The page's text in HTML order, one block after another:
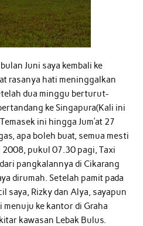
Juni saya kembali ke
rasanya hati meninggalkan
dua minggu berturut-
ke Singapura(Kali ini
ini hingga Jum’at 27
apa boleh buat, semua mesti
pukul 07.30 pagi, Taxi
pangkalannya di Cikarang
dirumah. Setelah pamit pada
saya, Rizky dan Alya, sayapun
menuju ke kantor di Graha
kawasan Lebak Bulus.